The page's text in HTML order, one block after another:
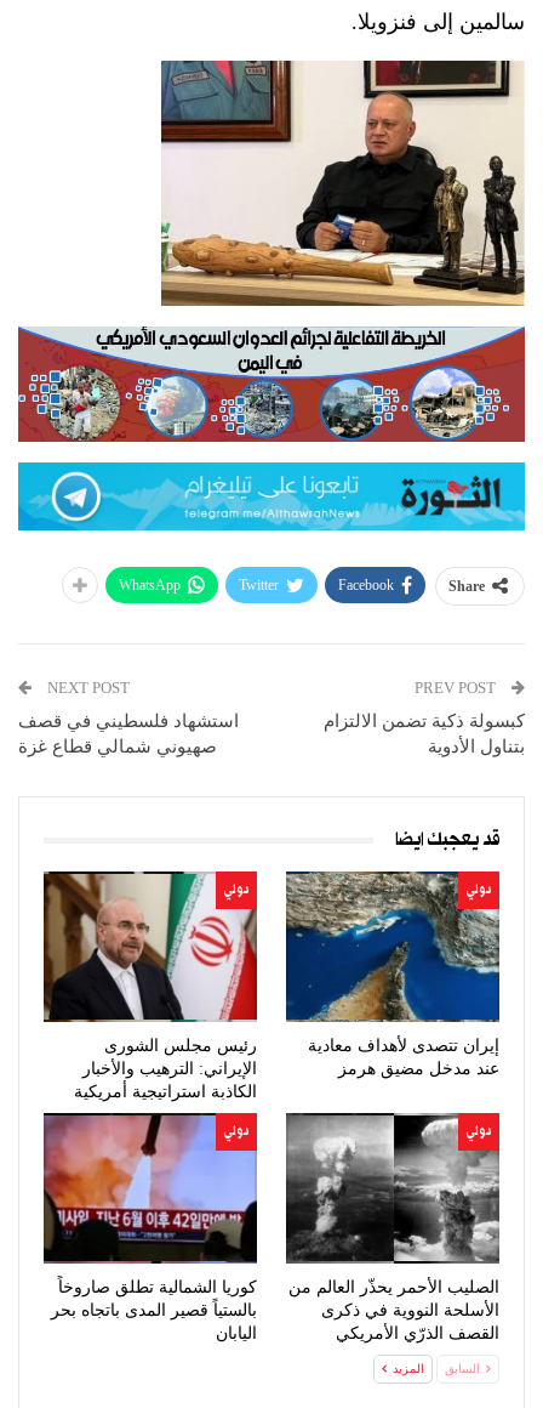
سالمين إلى فنزويلا.
Share
Facebook
Twitter
WhatsApp
كبسولة ذكية تضمن الالتزام
بتناول الأدوية
NEXT POST
استشهاد فلسطيني في قصف
صهيوني شمالي قطاع غزة
قد يعجبك ايضا
دولي
إيران تتصدى لأهداف معادية
عند مدخل مضيق هرمز
دولي
رئيس مجلس الشورى
الإيراني: الترهيب والأخبار
الكاذبة استراتيجية أمريكية
فاشلة
دولي
الصليب الأحمر يحذّر العالم من
الأسلحة النووية في ذكرى
القصف الذرّي الأمريكي
لهيروشيما
دولي
كوريا الشمالية تطلق صاروخاً
بالستياً قصير المدى باتجاه بحر
اليابان
السابق المزيد